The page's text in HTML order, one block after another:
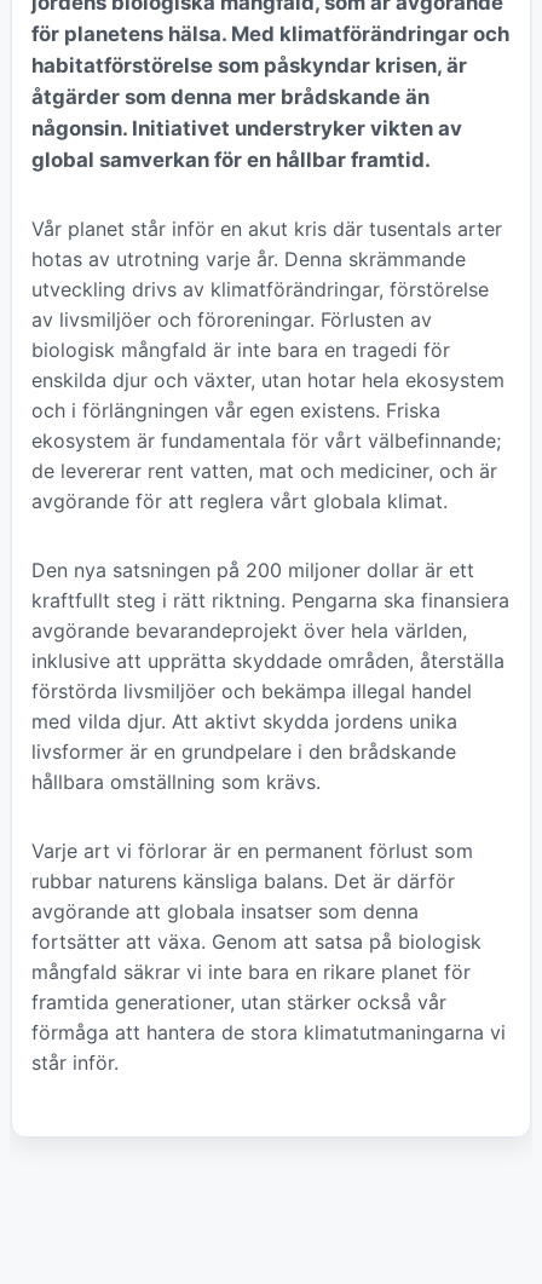
för planetens hälsa. Med klimatförändringar och
habitatförstörelse som påskyndar krisen, är
åtgärder som denna mer brådskande än
någonsin. Initiativet understryker vikten av
global samverkan för en hållbar framtid.
Vår planet står inför en akut kris där tusentals arter
hotas av utrotning varje år. Denna skrämmande
utveckling drivs av klimatförändringar, förstörelse
av livsmiljöer och föroreningar. Förlusten av
biologisk mångfald är inte bara en tragedi för
enskilda djur och växter, utan hotar hela ekosystem
och i förlängningen vår egen existens. Friska
ekosystem är fundamentala för vårt välbefinnande;
de levererar rent vatten, mat och mediciner, och är
avgörande för att reglera vårt globala klimat.
Den nya satsningen på 200 miljoner dollar är ett
kraftfullt steg i rätt riktning. Pengarna ska finansiera
avgörande bevarandeprojekt över hela världen,
inklusive att upprätta skyddade områden, återställa
förstörda livsmiljöer och bekämpa illegal handel
med vilda djur. Att aktivt skydda jordens unika
livsformer är en grundpelare i den brådskande
hållbara omställning som krävs.
Varje art vi förlorar är en permanent förlust som
rubbar naturens känsliga balans. Det är därför
avgörande att globala insatser som denna
fortsätter att växa. Genom att satsa på biologisk
mångfald säkrar vi inte bara en rikare planet för
framtida generationer, utan stärker också vår
förmåga att hantera de stora klimatutmaningarna vi
står inför.